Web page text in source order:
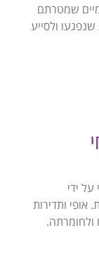
שמטרתם
ולסייע
ידי
אופי ותדירות
ולחומרתה.